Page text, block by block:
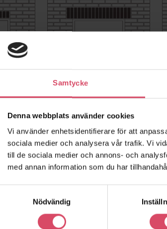
Samtycke
Denna webbplats använder cookies
Vi använder enhetsidentifierare för att
sociala medier och analysera vår trafik. Vi
till de sociala medier och annons- och
med annan information som du har
Nödvändig
bygel Rullskifts balk